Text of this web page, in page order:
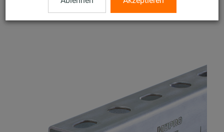
V2A MPC-Systemschiene 38/40, Länge: 2.000 mm